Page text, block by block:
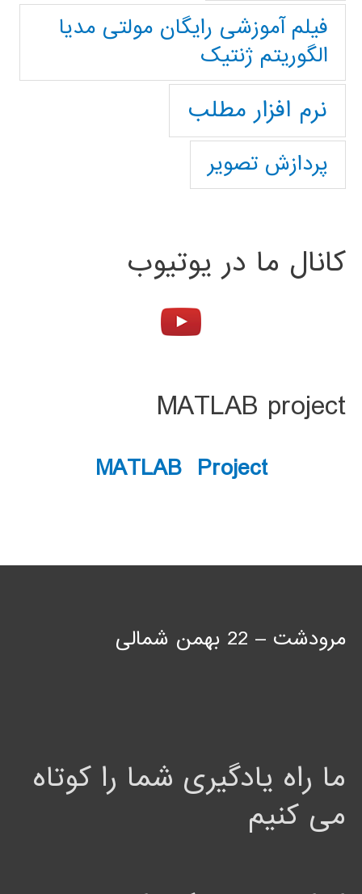
فیلم آموزشی رایگان مولتی مدیا
الگوریتم ژنتیک
نرم افزار مطلب
پردازش تصویر
کانال ما در یوتیوب
MATLAB project
MATLAB Project
مرودشت – 22 بهمن شمالی
ما راه یادگیری شما را کوتاه
می کنیم